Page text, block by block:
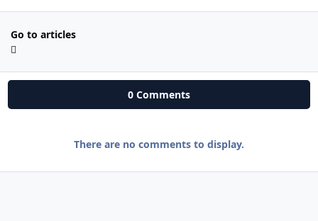
Go to articles
0 Comments
There are no comments to display.